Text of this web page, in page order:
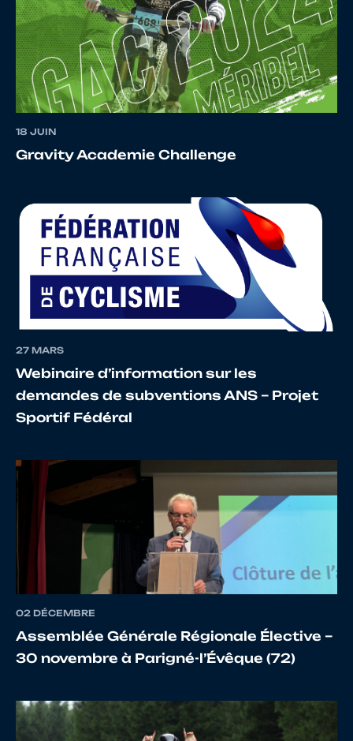
8 10146590323
REVEILLEAU
CHEVREUX
9
10 10108816402
CROSNIER
BOULEAU
ANDY
10067521983 VALLEE LILOU
12 10155570604 GESFRAIS
13 10110007579 BURGEVIN
14 10067707701 CURY
16 10071442096 GESTEAU AGATHE
18 JUIN
Gravity Academie Challenge
27 MARS
Webinaire d’information sur les
demandes de subventions ANS – Projet
Sportif Fédéral
02 DÉCEMBRE
Assemblée Générale Régionale Élective –
30 novembre à Parigné-l’Évêque (72)